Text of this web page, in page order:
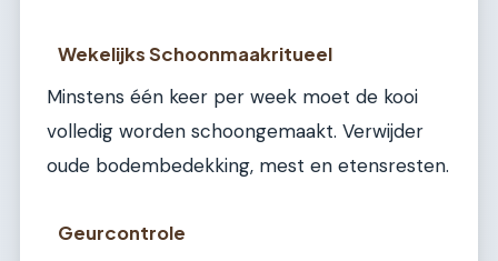
Wekelijks Schoonmaakritueel
Minstens één keer per week moet de kooi
volledig worden schoongemaakt. Verwijder
oude bodembedekking, mest en etensresten.
Geurcontrole